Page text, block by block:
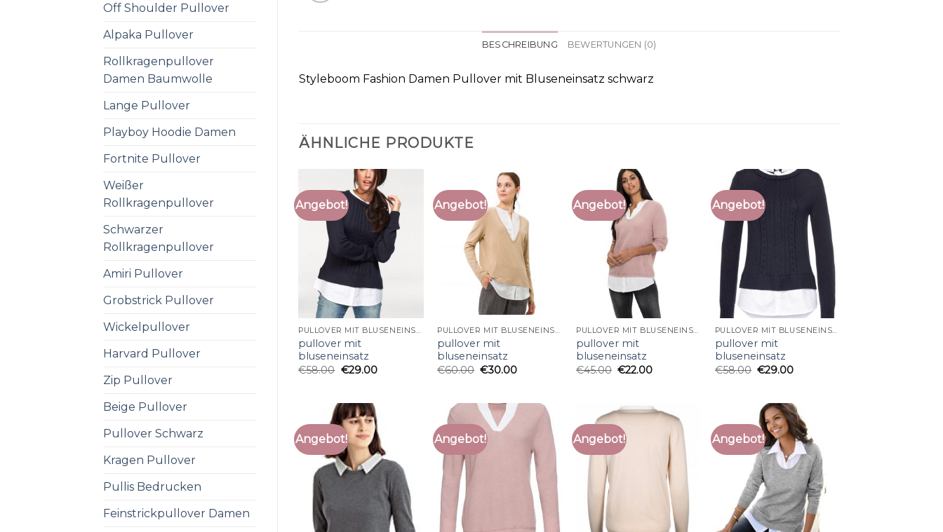
Off Shoulder Pullover
Alpaka Pullover
Rollkragenpullover
Damen Baumwolle
Lange Pullover
Playboy Hoodie Damen
Fortnite Pullover
Weißer
Rollkragenpullover
Schwarzer
Rollkragenpullover
Amiri Pullover
Grobstrick Pullover
Wickelpullover
Harvard Pullover
Zip Pullover
Beige Pullover
Pullover Schwarz
Kragen Pullover
Pullis Bedrucken
Feinstrickpullover Damen
BESCHREIBUNG BEWERTUNGEN (0)
Styleboom Fashion Damen Pullover mit Bluseneinsatz schwarz
ÄHNLICHE PRODUKTE
Angebot!
PULLOVER MIT BLUSENEINSATZ
pullover mit
bluseneinsatz
€58.00 €29.00
Angebot!
PULLOVER MIT BLUSENEINSATZ
pullover mit
bluseneinsatz
€60.00 €30.00
Angebot!
PULLOVER MIT BLUSENEINSATZ
pullover mit
bluseneinsatz
€45.00 €22.00
Angebot!
PULLOVER MIT BLUSENEINSATZ
pullover mit
bluseneinsatz
€58.00 €29.00
Angebot! Angebot! Angebot! Angebot!